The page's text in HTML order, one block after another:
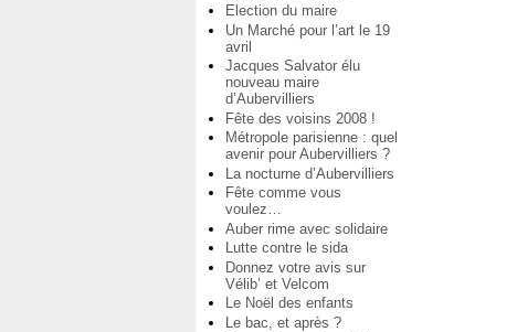
Election du maire
Un Marché pour l’art le 19
avril
Jacques Salvator élu
nouveau maire
d’Aubervilliers
Fête des voisins 2008 !
Métropole parisienne : quel
avenir pour Aubervilliers ?
La nocturne d’Aubervilliers
Fête comme vous
voulez…
Auber rime avec solidaire
Lutte contre le sida
Donnez votre avis sur
Vélib’ et Velcom
Le Noël des enfants
Le bac, et après ?